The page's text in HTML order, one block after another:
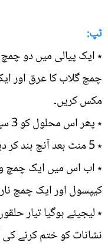
ٹپ:
٭ ایک پیالی میں دو
چمچ گلاب کا عرق اور
مکس کریں۔
٭ پھر اس محلول کو 3 سے 5 منٹ تک ہلکی آنچ پر پکا لیں۔
٭ 5 منٹ بعد آنچ بند کر دیں اور اس کو نیم ٹھنڈا ہونے دیں۔
٭ اب اس میں ایک چمچ
کیپسول اور ایک چمچ
٭ لیجیئے ہوگیا تیار
نشانات کو ختم کرنے کی